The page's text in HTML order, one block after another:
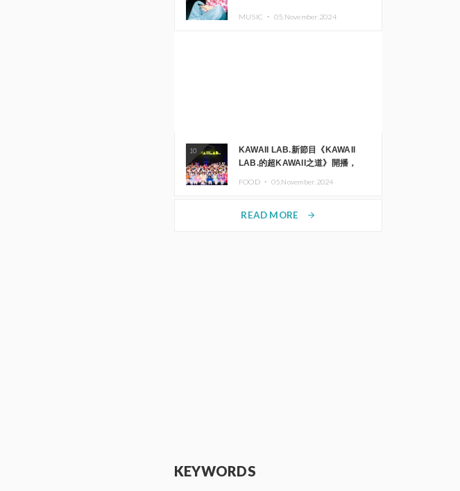
MUSIC ・ 05.November.2024
10
KAWAII LAB.新節目《KAWAII
LAB.的超KAWAII之道》開播，
FOOD ・ 05.November.2024
READ MORE arrow_forward
KEYWORDS